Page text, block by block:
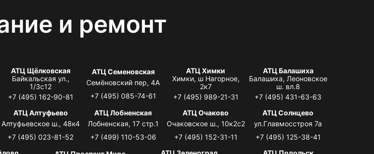
и ремонт
АТЦ Щёлковская
Байкальская ул.,
1/3с12
+7 (495) 162-90-81
АТЦ Семеновская
Семёновский пер, 4А
+7 (495) 085-74-61
АТЦ Химки
Химки, ш Нагорное,
2к7
+7 (495) 989-21-31
АТЦ Балашиха
Балашиха, Леоновское
ш. вл.8
+7 (495) 431-63-63
АТЦ Алтуфьево
Алтуфьевское ш., 48к4
+7 (495) 023-81-52
АТЦ Лобненская
Лобненская, 17 стр.1
+7 (499) 110-53-06
АТЦ Очаково
Очаковское ш., 10к2с2
+7 (495) 152-31-11
АТЦ Солнцево
ул.Главмосстроя 7а
+7 (495) 125-38-41